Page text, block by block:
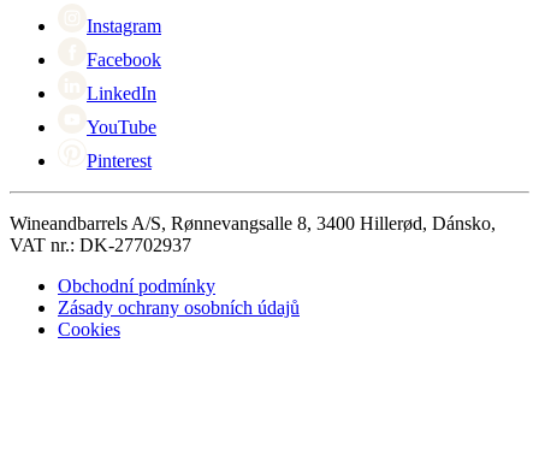
Instagram
Facebook
LinkedIn
YouTube
Pinterest
Wineandbarrels A/S, Rønnevangsalle 8, 3400 Hillerød, Dánsko,
VAT nr.: DK-27702937
Obchodní podmínky
Zásady ochrany osobních údajů
Cookies